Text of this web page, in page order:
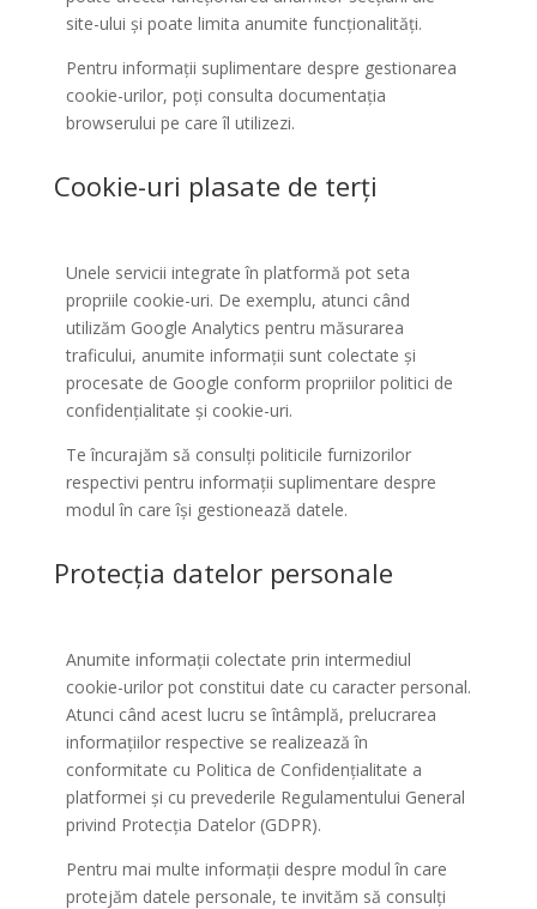
site-ului și poate limita anumite funcționalități.
Pentru informații suplimentare despre gestionarea
cookie-urilor, poți consulta documentația
browserului pe care îl utilizezi.
Cookie-uri plasate de terți
Unele servicii integrate în platformă pot seta
propriile cookie-uri. De exemplu, atunci când
utilizăm Google Analytics pentru măsurarea
traficului, anumite informații sunt colectate și
procesate de Google conform propriilor politici de
confidențialitate și cookie-uri.
Te încurajăm să consulți politicile furnizorilor
respectivi pentru informații suplimentare despre
modul în care își gestionează datele.
Protecția datelor personale
Anumite informații colectate prin intermediul
cookie-urilor pot constitui date cu caracter personal.
Atunci când acest lucru se întâmplă, prelucrarea
informațiilor respective se realizează în
conformitate cu Politica de Confidențialitate a
platformei și cu prevederile Regulamentului General
privind Protecția Datelor (GDPR).
Pentru mai multe informații despre modul în care
protejăm datele personale, te invităm să consulți